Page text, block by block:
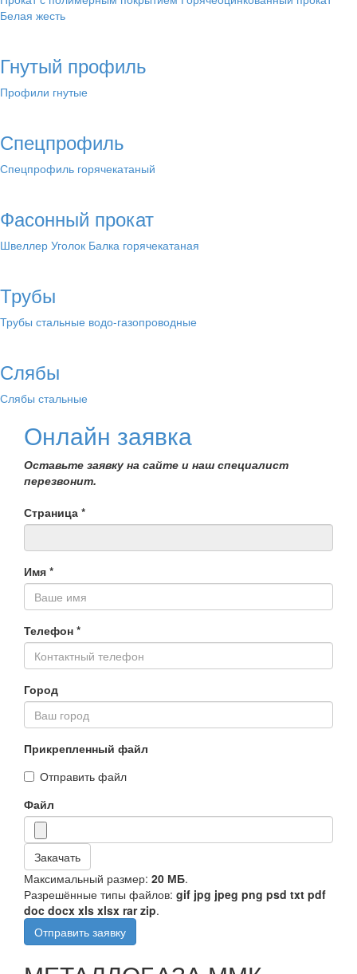
Белая жесть
Гнутый профиль
Профили гнутые
Спецпрофиль
Спецпрофиль горячекатаный
Фасонный прокат
Швеллер Уголок Балка горячекатаная
Трубы
Трубы стальные водо-газопроводные
Слябы
Слябы стальные
Онлайн заявка
Оставьте заявку на сайте и наш специалист
перезвонит.
Страница *
Имя *
Телефон *
Город
Прикрепленный файл
Отправить файл
Файл
Закачать
Максимальный размер: 20 МБ.
Разрешённые типы файлов: gif jpg jpeg png psd txt pdf
doc docx xls xlsx rar zip.
Отправить заявку